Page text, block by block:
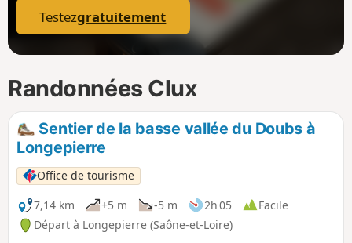
Testezgratuitement
Randonnées Clux
Sentier de la basse vallée du Doubs à
Longepierre
Office de tourisme
7,14 km
+5 m -5 m 2h 05
Facile
Départ à Longepierre (Saône-et-Loire)